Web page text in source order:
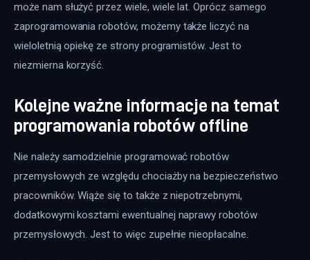
może nam służyć przez wiele, wiele lat. Oprócz samego
zaprogramowania robotów, możemy także liczyć na
wieloletnią opiekę ze strony programistów. Jest to
niezmierna korzyść.
Kolejne ważne informacje na temat
programowania robotów offline
Nie należy samodzielnie programować robotów
przemysłowych ze względu chociażby na bezpieczeństwo
pracowników. Wiąże się to także z niepotrzebnymi,
dodatkowymi kosztami ewentualnej naprawy robotów
przemysłowych. Jest to więc zupełnie nieopłacalne.